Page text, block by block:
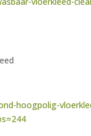
hoogpolig-